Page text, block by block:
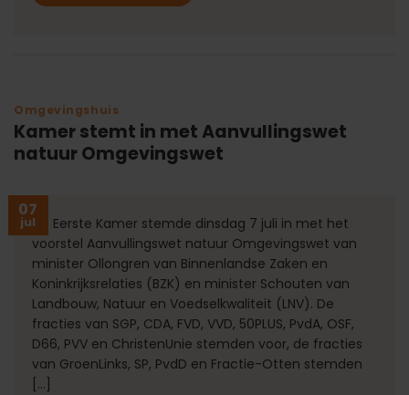
Omgevingshuis
Kamer stemt in met Aanvullingswet
natuur Omgevingswet
07
julDe Eerste Kamer stemde dinsdag 7 juli in met het
voorstel Aanvullingswet natuur Omgevingswet van
minister Ollongren van Binnenlandse Zaken en
Koninkrijksrelaties (BZK) en minister Schouten van
Landbouw, Natuur en Voedselkwaliteit (LNV). De
fracties van SGP, CDA, FVD, VVD, 50PLUS, PvdA, OSF,
D66, PVV en ChristenUnie stemden voor, de fracties
van GroenLinks, SP, PvdD en Fractie-Otten stemden
[…]